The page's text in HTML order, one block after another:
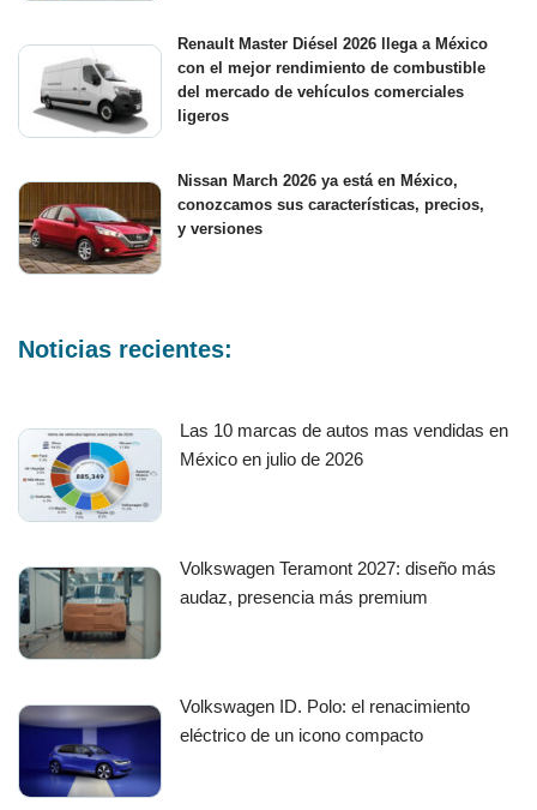
Renault Master Diésel 2026 llega a México
con el mejor rendimiento de combustible
del mercado de vehículos comerciales
ligeros
Nissan March 2026 ya está en México,
conozcamos sus características, precios,
y versiones
Noticias recientes:
Las 10 marcas de autos mas vendidas en
México en julio de 2026
Volkswagen Teramont 2027: diseño más
audaz, presencia más premium
Volkswagen ID. Polo: el renacimiento
eléctrico de un icono compacto